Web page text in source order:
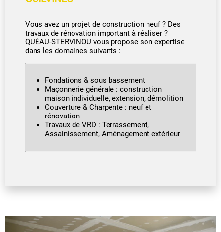
Vous avez un projet de construction neuf ? Des
travaux de rénovation important à réaliser ?
QUÉAU-STERVINOU vous propose son expertise
dans les domaines suivants :
Fondations & sous bassement
Maçonnerie générale : construction
maison individuelle, extension, démolition
Couverture & Charpente : neuf et
rénovation
Travaux de VRD : Terrassement,
Assainissement, Aménagement extérieur